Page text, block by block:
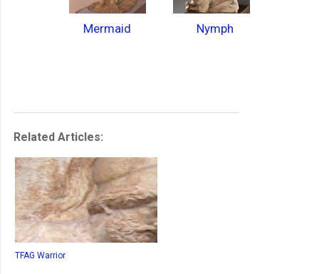
Mermaid Nymph
Related Articles:
TFAG Warrior